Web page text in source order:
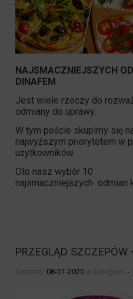
NAJSMACZNIEJSZYCH
DINAFEM
Jest wiele rzeczy do
odmiany do uprawy.
W tym poście skupimy się
najwyższym priorytetem w
użytkowników.
Oto nasz wybór 10
najsmaczniejszych odmian
PRZEGLĄD SZCZEPÓW
Dodano: 08-01-2020 w kategorii: -